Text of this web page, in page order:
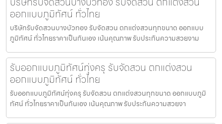
ออกแบบภูมิทัศน์ ทั่วไทย
บริษัทรับจัดสวนบางบัวทอง รับจัดสวน ตกแต่งสวนทุกขนาด ออกแบบ
ภูมิทัศน์ ทั่วไทยราคาเป็นกันเอง เน้นคุณภาพ รับประกันความสวยงาม
รับออกแบบภูมิทัศน์ทุ่งครุ รับจัดสวน ตกแต่งสวน
ออกแบบภูมิทัศน์ ทั่วไทย
รับออกแบบภูมิทัศน์ทุ่งครุ รับจัดสวน ตกแต่งสวนทุกขนาด ออกแบบภูมิ
ทัศน์ ทั่วไทยราคาเป็นกันเอง เน้นคุณภาพ รับประกันความสวยงา